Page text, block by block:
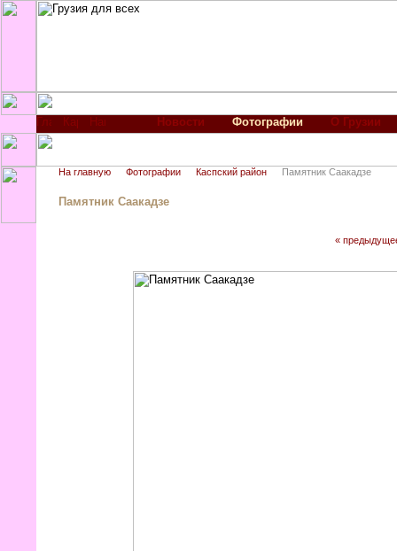
Новости Фотографии О Грузии
На главную Фотографии Каспский район Памятник Саакадзе
Памятник Саакадзе
«